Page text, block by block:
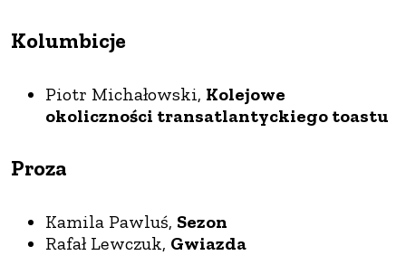
Kolumbicje
Piotr Michałowski, Kolejowe
okoliczności transatlantyckiego toastu
Proza
Kamila Pawluś, Sezon
Rafał Lewczuk, Gwiazda